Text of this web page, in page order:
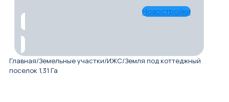
Новостройки
Главная/Земельные участки/ИЖС/Земля под коттеджный
поселок 1,31 Га